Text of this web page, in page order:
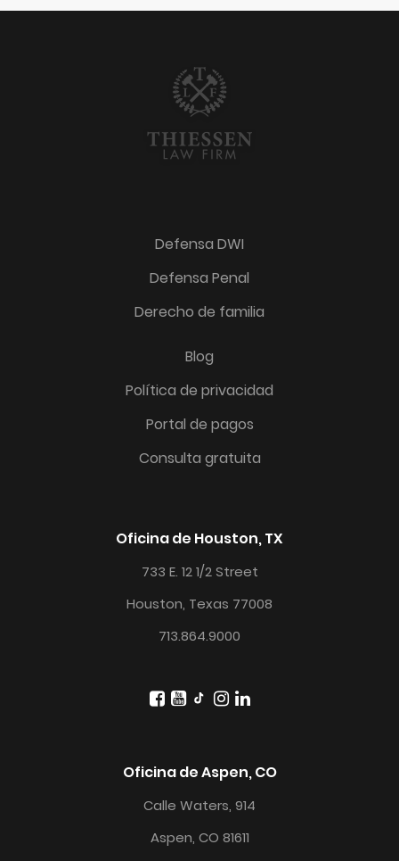
Defensa DWI
Defensa Penal
Derecho de familia
Blog
Política de privacidad
Portal de pagos
Consulta gratuita
Oficina de Houston, TX
733 E. 12 1/2 Street
Houston, Texas 77008
713.864.9000
Oficina de Aspen, CO
Calle Waters, 914
Aspen, CO 81611